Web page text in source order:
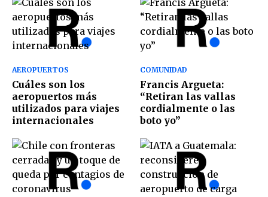
AEROPUERTOS
Cuáles son los
aeropuertos más
utilizados para viajes
internacionales
COMUNIDAD
Francis Argueta:
“Retiran las vallas
cordialmente o las
boto yo”